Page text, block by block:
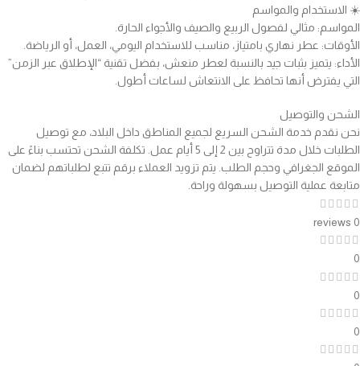
☀️ الاستخدام والمواسم
المواسم: مثالي لفصول الربيع والصيف والأجواء الحارة.
الأوقات: عطر نهاري بامتياز، مناسب للاستخدام اليومي، العمل، أو الرياضة.
الأداء: يتميز بثبات جيد بالنسبة لعطر منعش، بفضل تقنية “الإطلاق عبر الزمن”
التي يفترض أنها تحافظ على الانتعاش لساعات أطول.
الشحن والتوصيل
نحن نقدم خدمة الشحن السريع لجميع المناطق داخل البلاد، مع توصيل
الطلبات خلال مدة تتراوح بين 2 إلى 5 أيام عمل. تكلفة الشحن تحتسب بناءً على
الموقع الجغرافي وحجم الطلب. يتم تزويد العملاء برقم تتبع لطلباتهم لضمان
متابعة عملية التوصيل بسهولة وراحة.
0 reviews
0
0
0